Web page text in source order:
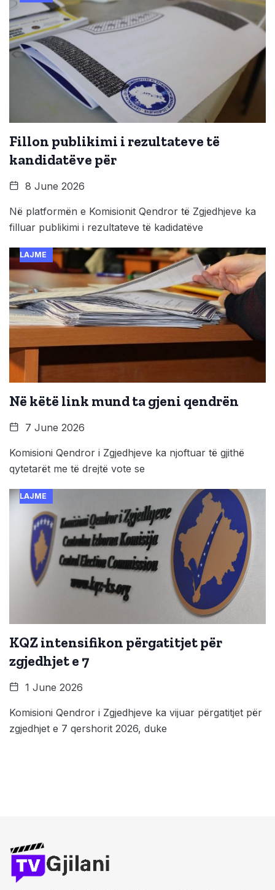
Fillon publikimi i rezultateve të
kandidatëve për
8 June 2026
Në platformën e Komisionit Qendror të Zgjedhjeve ka
filluar publikimi i rezultateve të kadidatëve
LAJME
Në këtë link mund ta gjeni qendrën
7 June 2026
Komisioni Qendror i Zgjedhjeve ka njoftuar të gjithë
qytetarët me të drejtë vote se
LAJME
KQZ intensifikon përgatitjet për
zgjedhjet e 7
1 June 2026
Komisioni Qendror i Zgjedhjeve ka vijuar përgatitjet për
zgjedhjet e 7 qershorit 2026, duke